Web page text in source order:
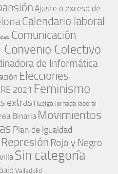
Ajuste o exceso de
Calendario laboral
Comunicación
Convenio Colectivo
de Informática
Elecciones
2021 Feminismo
extras Huelga Jornada laboral
Binaria Movimientos
Plan de Igualdad
Represión Rojo y Negro
Sin categoría
Valladolid